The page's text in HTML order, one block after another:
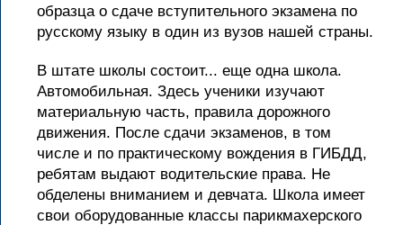
образца о сдаче вступительного экзамена по
русскому языку в один из вузов нашей страны.
В штате школы состоит... еще одна школа.
Автомобильная. Здесь ученики изучают
материальную часть, правила дорожного
движения. После сдачи экзаменов, в том
числе и по практическому вождения в ГИБДД,
ребятам выдают водительские права. Не
обделены вниманием и девчата. Школа имеет
свои оборудованные классы парикмахерского